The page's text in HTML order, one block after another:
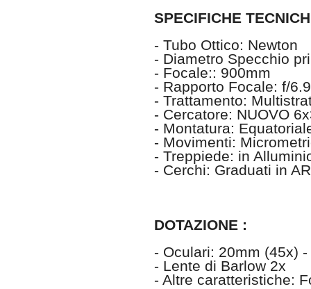
SPECIFICHE
- Tubo Ottico: Newton
- Diametro Specchio
- Focale:: 900mm
- Rapporto Focale: f/6.9
- Trattamento:
- Cercatore: NUOVO
- Montatura:
- Movimenti:
- Treppiede: in
- Cerchi: Graduati in
DOTAZIONE :
- Oculari: 20mm (45x)
- Lente di Barlow 2x
- Altre caratteristiche: